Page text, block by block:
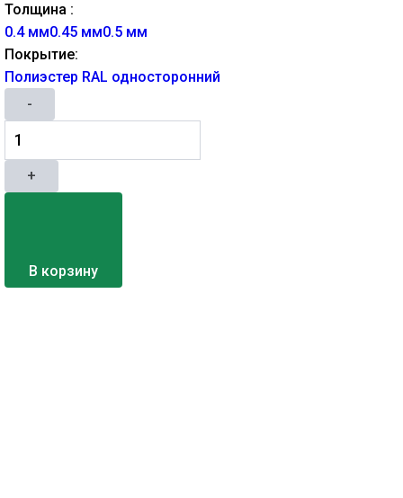
Толщина :
0.4 мм0.45 мм0.5 мм
Покрытие:
Полиэстер RAL односторонний
-
+
В корзину